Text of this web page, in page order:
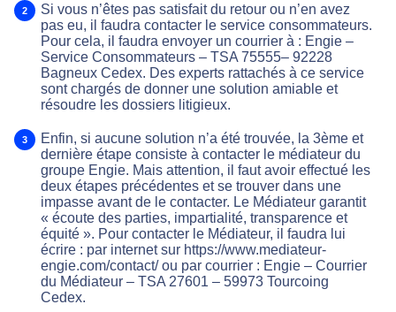
Si vous n’êtes pas satisfait du retour ou n’en avez
pas eu, il faudra contacter le service consommateurs.
Pour cela, il faudra envoyer un courrier à : Engie –
Service Consommateurs – TSA 75555– 92228
Bagneux Cedex. Des experts rattachés à ce service
sont chargés de donner une solution amiable et
résoudre les dossiers litigieux.
Enfin, si aucune solution n’a été trouvée, la 3ème et
dernière étape consiste à contacter le médiateur du
groupe Engie. Mais attention, il faut avoir effectué les
deux étapes précédentes et se trouver dans une
impasse avant de le contacter. Le Médiateur garantit
« écoute des parties, impartialité, transparence et
équité ». Pour contacter le Médiateur, il faudra lui
écrire : par internet sur https://www.mediateur-
engie.com/contact/ ou par courrier : Engie – Courrier
du Médiateur – TSA 27601 – 59973 Tourcoing
Cedex.